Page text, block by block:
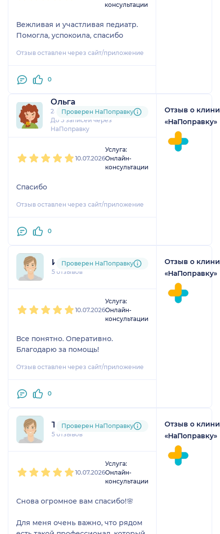
консультации
Вежливая и участливая педиатр.
Помогла, успокоила, спасибо
Отзыв оставлен через сайт/приложение
0
Ольга
28 отзывов
До 5 записей через
НаПоправку
Проверен НаПоправку
10.07.2026
Услуга:
Онлайн-
консультации
Спасибо
Отзыв оставлен через сайт/приложение
0
Отзыв о
«НаПоправку»
Игорь
5 отзывов
Проверен НаПоправку
10.07.2026
Услуга:
Онлайн-
консультации
Все понятно. Оперативно.
Благодарю за помощь!
Отзыв оставлен через сайт/приложение
0
Отзыв о
«НаПоправку»
Татьяна
5 отзывов
Проверен НаПоправку
10.07.2026
Услуга:
Онлайн-
консультации
Снова огромное вам спасибо!🌸
Для меня очень важно, что рядом
Отзыв о
«НаПоправку»